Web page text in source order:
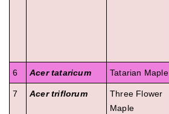
6 Acer tataricum Tatarian Maple
7 Acer triflorum
Three Flower
Maple